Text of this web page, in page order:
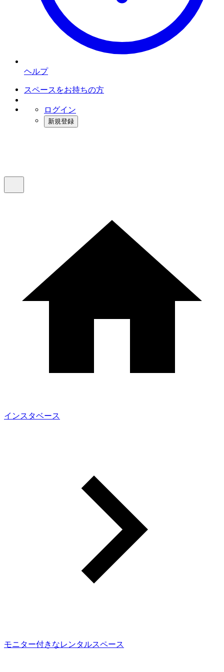
ヘルプ
スペースをお持ちの方
ログイン
新規登録
インスタベース
モニター付きなレンタルスペース